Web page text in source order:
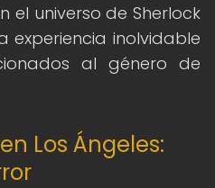
el universo de Sherlock
experiencia inolvidable
al género de
Los Ángeles: